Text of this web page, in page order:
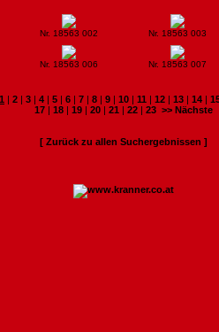
Nr. 18563 002 Nr. 18563 003
Nr. 18563 006 Nr. 18563 007
1 | 2 | 3 | 4 | 5 | 6 | 7 | 8 | 9 | 10 | 11 | 12 | 13 | 14 |
17| 18| 19| 20| 21 | 22| 23 >> Nächste
[ Zurück zu allen Suchergebnissen ]